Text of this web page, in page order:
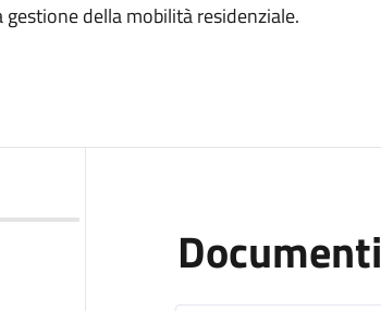
della mobilità residenziale.
Documenti